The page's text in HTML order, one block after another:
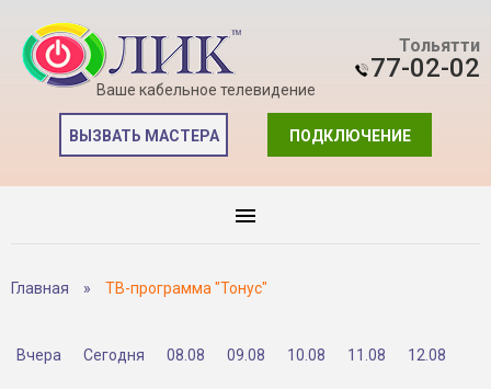
Ваше кабельное телевидение
Тольятти
77-02-02
ПОДКЛЮЧЕНИЕ
ВЫЗВАТЬ МАСТЕРА
Главная » ТВ-программа "Тонус"
Вчера Сегодня 08.08 09.08 10.08 11.08 12.08